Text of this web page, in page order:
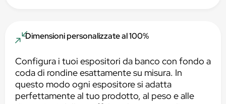
Dimensioni personalizzate al 100%
Configura i tuoi espositori da banco con fondo a
coda di rondine esattamente su misura. In
questo modo ogni espositore si adatta
perfettamente al tuo prodotto, al peso e alle